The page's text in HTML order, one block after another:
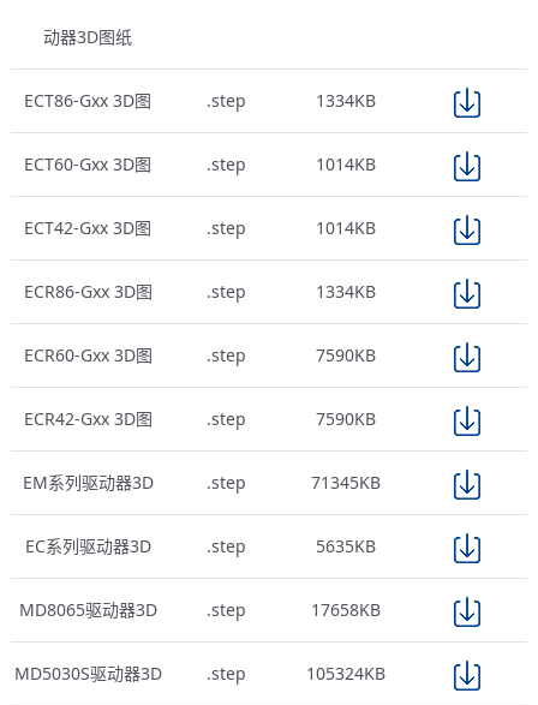
动器3D图纸
ECT86-Gxx 3D图 .step 1334KB
ECT60-Gxx 3D图 .step 1014KB
ECT42-Gxx 3D图 .step 1014KB
ECR86-Gxx 3D图 .step 1334KB
ECR60-Gxx 3D图 .step 7590KB
ECR42-Gxx 3D图 .step 7590KB
EM系列驱动器3D .step 71345KB
EC系列驱动器3D .step 5635KB
MD8065驱动器3D .step 17658KB
MD5030S驱动器3D .step 105324KB